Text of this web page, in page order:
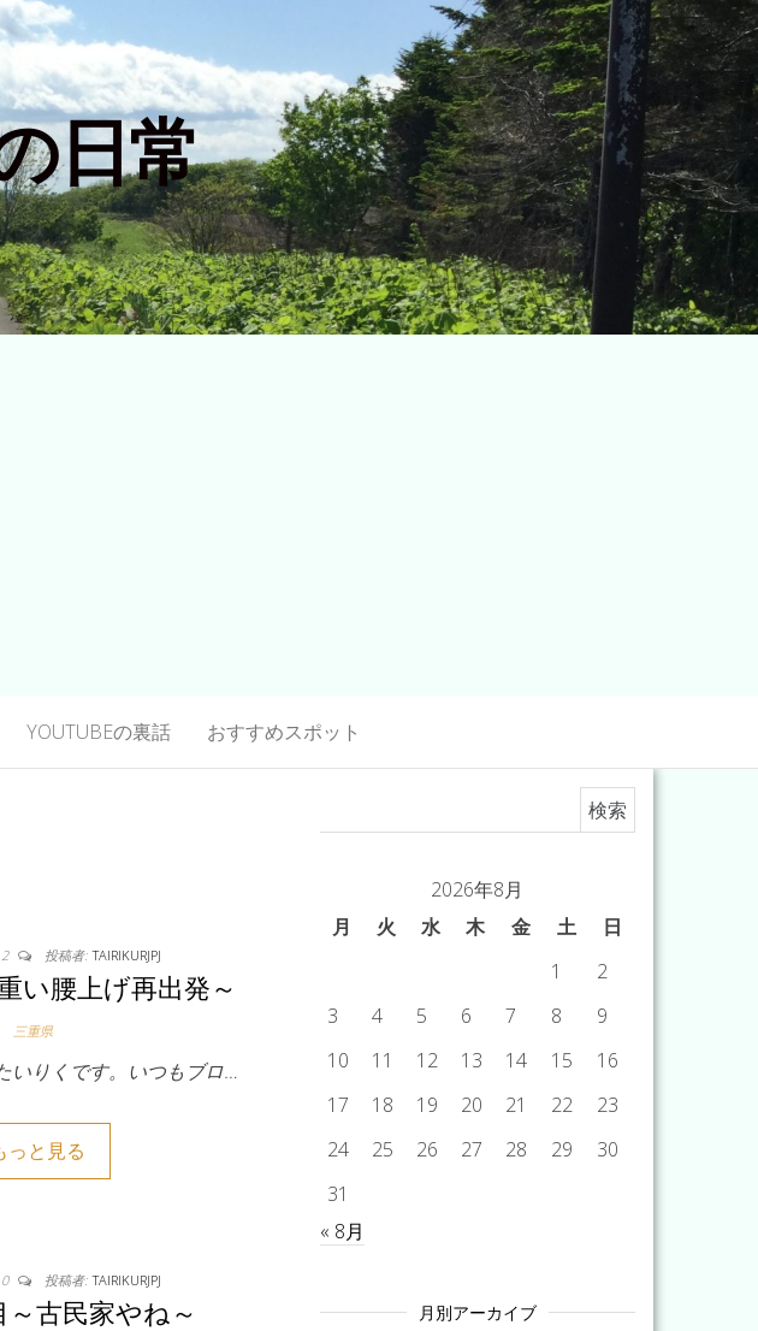
日常
YOUTUBEの裏話 おすすめスポット
2 投稿者: TAIRIKURJPJ
い腰上げ再出発～
三重県
いりくです。いつもブロ…
っと見る
0 投稿者: TAIRIKURJPJ
～古民家やね～
2026年8月
月
火 水 木 金 土
日
1
2
3
4 5 6 7 8
9
10
11 12 13 14 15
16
17
18 19 20 21 22
23
24
25 26 27 28 29
30
31
« 8月
月別アーカイブ